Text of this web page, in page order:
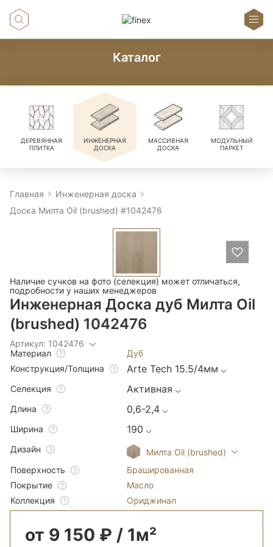
Каталог
ДЕРЕВЯННАЯ
ПЛИТКА
ИНЖЕНЕРНАЯ
ДОСКА
МАССИВНАЯ
ДОСКА
МОДУЛЬНЫЙ
ПАРКЕТ
Главная
Инженерная доска
Доска Милта Oil (brushed) #1042476
Наличие сучков на фото (селекция) может отличаться,
подробности у наших менеджеров
Инженерная Доска дуб Милта Oil
(brushed) 1042476
Артикул: 1042476
Материал
Дуб
Конструкция/Толщина
Arte Tech 15.5/4мм
Селекция Активная
Длина 0,6-2,4
Ширина 190
Дизайн
Милта Oil (brushed)
Поверхность
Брашированная
Покрытие
Масло
Коллекция
Ориджинал
от 9 150 ₽ / 1м²